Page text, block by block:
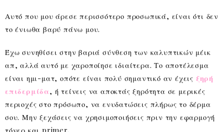
Αυτό που μου άρεσε περισσότερο προσωπικά, είναι ότι δεν
το ένιωθα βαρύ πάνω μου.
Έχω συνηθίσει στην βαριά σύνθεση των καλυπτικών μέικ
απ, αλλά αυτό με χαροποίησε ιδιαίτερα. Το αποτέλεσμα
είναι ημι-ματ, οπότε είναι πολύ σημαντικό αν έχεις ξηρή
επιδερμίδα, ή τείνεις να αποκτάς ξηρότητα σε μερικές
περιοχές στο πρόσωπο, να ενυδατώσεις πλήρως το δέρμα
σου. Μην ξεχάσεις να χρησιμοποιήσεις πριν την εφαρμογή